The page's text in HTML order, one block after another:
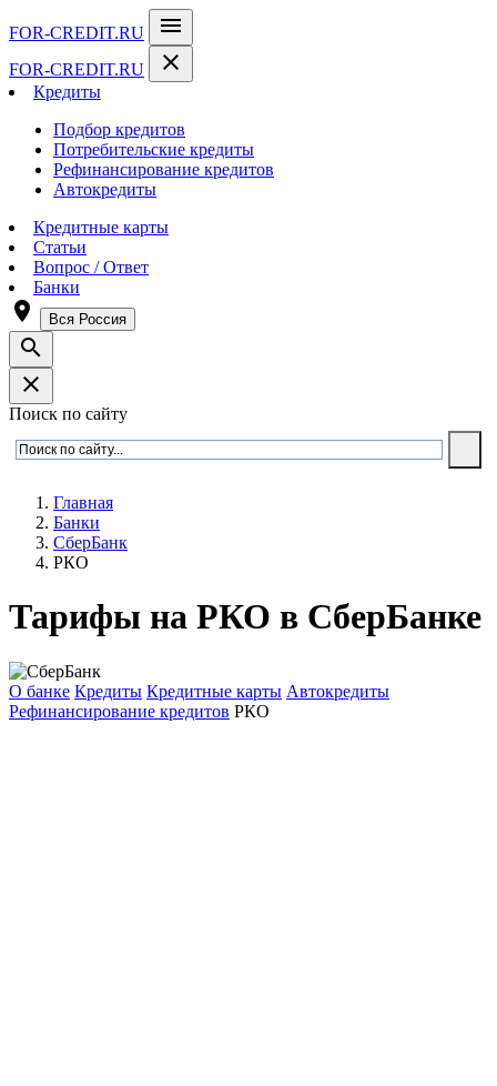
FOR-CREDIT.RU menu
FOR-CREDIT.RU close
Кредиты
Подбор кредитов
Потребительские кредиты
Рефинансирование кредитов
Автокредиты
Кредитные карты
Статьи
Вопрос / Ответ
Банки
room Вся Россия
search
close
Поиск по сайту
Главная
Банки
СберБанк
РКО
Тарифы на РКО в СберБанке
О банке Кредиты Кредитные карты Автокредиты
Рефинансирование кредитов РКО